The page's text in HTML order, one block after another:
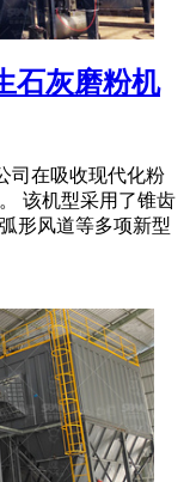
石灰磨粉机
司在吸收现代化粉
该机型采用了锥齿
形风道等多项新型